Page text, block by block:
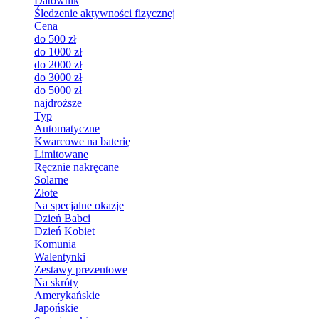
Śledzenie aktywności fizycznej
Cena
do 500 zł
do 1000 zł
do 2000 zł
do 3000 zł
do 5000 zł
najdroższe
Typ
Automatyczne
Kwarcowe na baterię
Limitowane
Ręcznie nakręcane
Solarne
Złote
Na specjalne okazje
Dzień Babci
Dzień Kobiet
Komunia
Walentynki
Zestawy prezentowe
Na skróty
Amerykańskie
Japońskie